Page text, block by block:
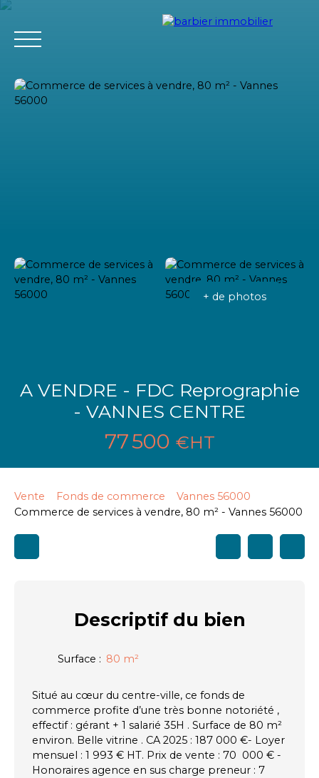
+ de photos
A VENDRE - FDC Reprographie
- VANNES CENTRE
77 500 €HT
Vente Fonds de commerce
Vannes 56000
Commerce de services à vendre, 80 m² - Vannes 56000
Descriptifdu bien
Surface : 80 m²
Situé au cœur du centre-ville, ce fonds de
commerce profite d’une très bonne notoriété ,
effectif : gérant + 1 salarié 35H . Surface de 80 m²
environ. Belle vitrine . CA 2025 : 187 000 €- Loyer
mensuel : 1 993 € HT. Prix de vente : 70 000 € -
Honoraires agence en sus charge preneur : 7